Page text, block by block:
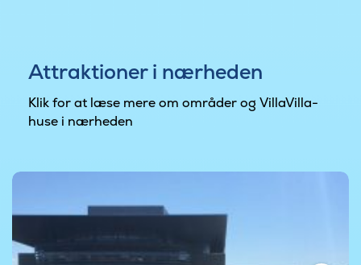
Attraktioner i nærheden
Klik for at læse mere om områder og VillaVilla-
huse i nærheden